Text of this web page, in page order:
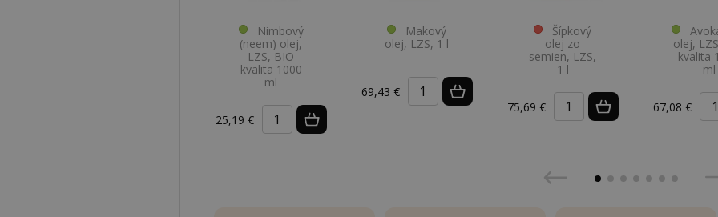
Nimbový
(neem) olej,
LZS, BIO
kvalita 1000
ml
25,19 €
Makový
olej, LZS, 1 l
69,43 €
Šípkový
olej zo
semien, LZS,
1 l
75,69 €
olej,
kvalita
ml
67,08 €